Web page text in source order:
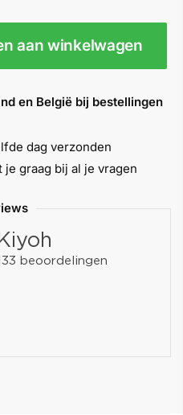
aan winkelwagen
en België bij bestellingen
dag verzonden
graag bij al je vragen